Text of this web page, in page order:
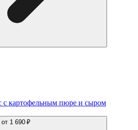
с картофельным пюре и сыром
от 1 690 ₽